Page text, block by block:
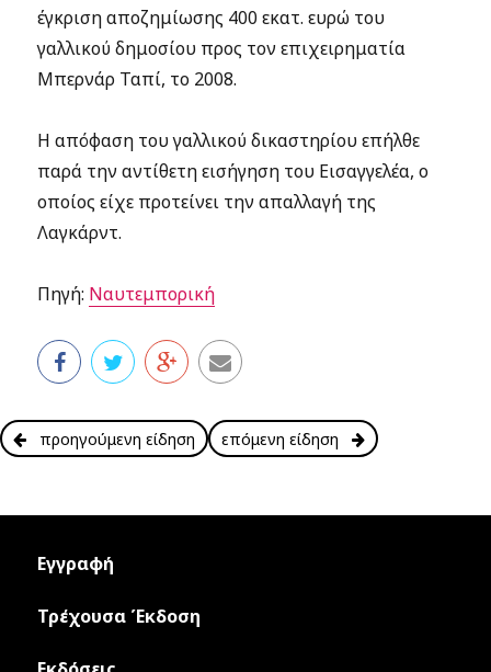
έγκριση αποζημίωσης 400 εκατ. ευρώ του
γαλλικού δημοσίου προς τον επιχειρηματία
Μπερνάρ Ταπί, το 2008.
Η απόφαση του γαλλικού δικαστηρίου επήλθε
παρά την αντίθετη εισήγηση του Εισαγγελέα, ο
οποίος είχε προτείνει την απαλλαγή της
Λαγκάρντ.
Πηγή: Ναυτεμπορική
προηγούμενη είδηση επόμενη είδηση
Εγγραφή
Τρέχουσα Έκδοση